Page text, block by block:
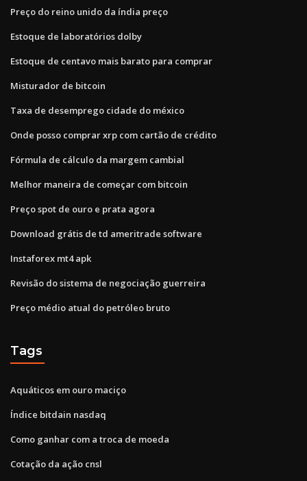
Preço do reino unido da índia preço
Estoque de laboratórios dolby
Estoque de centavo mais barato para comprar
Misturador de bitcoin
Taxa de desemprego cidade do méxico
Onde posso comprar xrp com cartão de crédito
Fórmula de cálculo da margem cambial
Melhor maneira de começar com bitcoin
Preço spot de ouro e prata agora
Download grátis de td ameritrade software
Instaforex mt4 apk
Revisão do sistema de negociação guerreira
Preço médio atual do petróleo bruto
Tags
Aquáticos em ouro maciço
Índice bitdain nasdaq
Como ganhar com a troca de moeda
Cotação da ação cnsl